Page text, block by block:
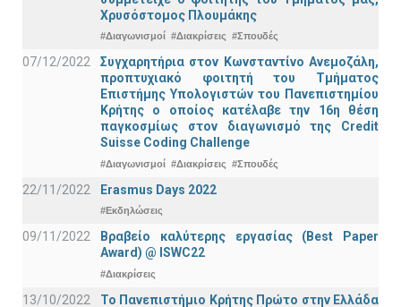
Χρυσόστομος Πλουμάκης
#Διαγωνισμοί #Διακρίσεις #Σπουδές
07/12/2022
Συγχαρητήρια στον Κωνσταντίνο Ανεμοζάλη,
προπτυχιακό φοιτητή του Τμήματος
Επιστήμης Υπολογιστών του Πανεπιστημίου
Κρήτης ο οποίος κατέλαβε την 16η θέση
παγκοσμίως στον διαγωνισμό της Credit
Suisse Coding Challenge
#Διαγωνισμοί #Διακρίσεις #Σπουδές
22/11/2022 Erasmus Days 2022
#Εκδηλώσεις
09/11/2022
Βραβείο καλύτερης εργασίας (Best Paper
Award) @ ISWC22
#Διακρίσεις
13/10/2022 Το Πανεπιστήμιο Κρήτης Πρώτο στην Ελλάδα